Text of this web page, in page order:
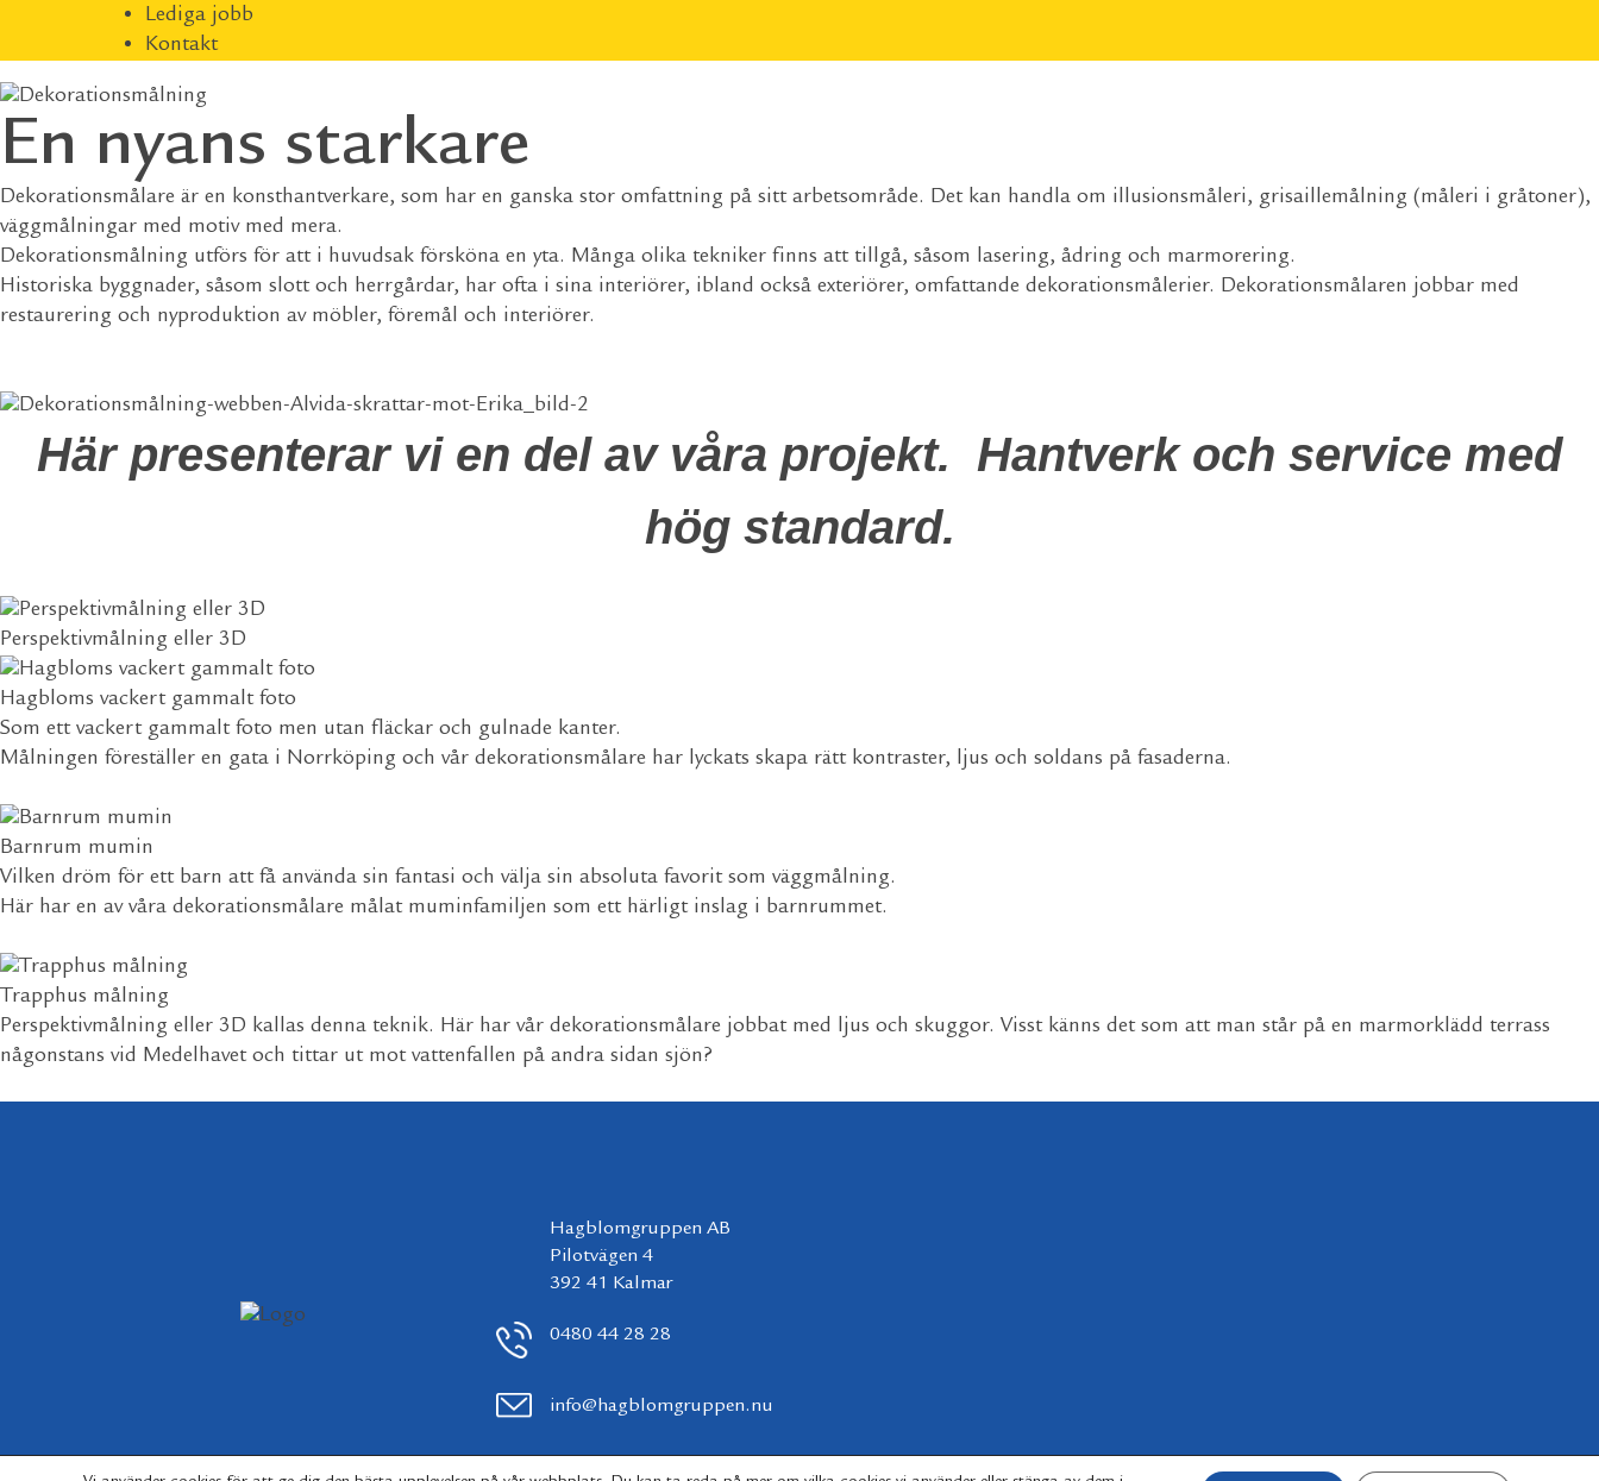
Lediga jobb
Kontakt
En nyans starkare
Dekorationsmålare är en konsthantverkare, som har en ganska stor omfattning på sitt arbetsområde. Det kan handla om illusionsmåleri, grisaillemålning (måleri i gråtoner),
väggmålningar med motiv med mera.
Dekorationsmålning utförs för att i huvudsak försköna en yta. Många olika tekniker finns att tillgå, såsom lasering, ådring och marmorering.
Historiska byggnader, såsom slott och herrgårdar, har ofta i sina interiörer, ibland också exteriörer, omfattande dekorationsmålerier. Dekorationsmålaren jobbar med
restaurering och nyproduktion av möbler, föremål och interiörer.
Här presenterar vi en del av våra projekt. Hantverk och service med
hög standard.
Perspektivmålning eller 3D
Hagbloms vackert gammalt foto
Som ett vackert gammalt foto men utan fläckar och gulnade kanter.
Målningen föreställer en gata i Norrköping och vår dekorationsmålare har lyckats skapa rätt kontraster, ljus och soldans på fasaderna.
Barnrum mumin
Vilken dröm för ett barn att få använda sin fantasi och välja sin absoluta favorit som väggmålning.
Här har en av våra dekorationsmålare målat muminfamiljen som ett härligt inslag i barnrummet.
Trapphus målning
Perspektivmålning eller 3D kallas denna teknik. Här har vår dekorationsmålare jobbat med ljus och skuggor. Visst känns det som att man står på en marmorklädd terrass
någonstans vid Medelhavet och tittar ut mot vattenfallen på andra sidan sjön?
Hagblomgruppen AB
Pilotvägen 4
392 41 Kalmar
0480 44 28 28
info@hagblomgruppen.nu